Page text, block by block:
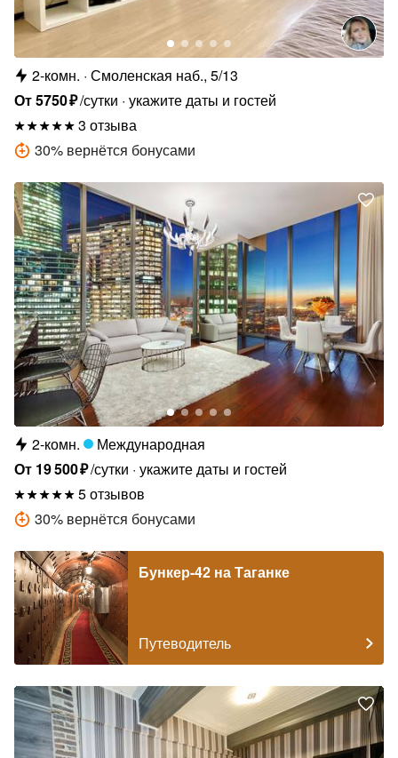
2-комн. Смоленская наб., 5/13
От5750₽/сутки укажите даты и гостей
3 отзыва
30% вернётся бонусами
2-комн.
Международная
От 19500₽/сутки укажите даты и гостей
5 отзывов
30% вернётся бонусами
Бункер-42 на Таганке
Путеводитель